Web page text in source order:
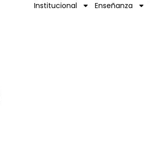
Institucional Enseñanza